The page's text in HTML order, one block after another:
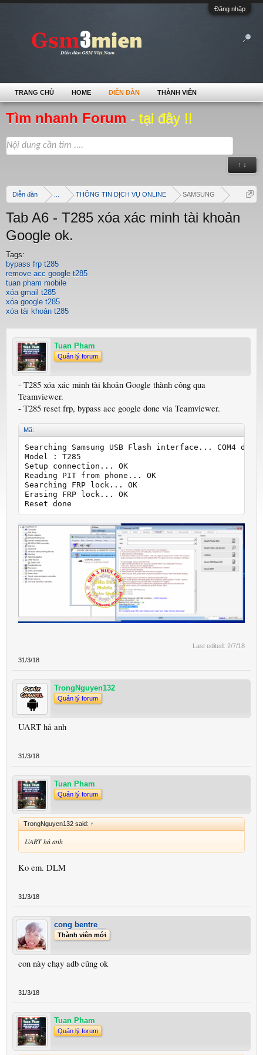
Đăng nhập
Tìm nhanh Forum - tại đây !!
↑ ↓
Diễn đàn THÔNG TIN DỊCH VỤ ONLINE SAMSUNG
Tab A6 - T285 xóa xác minh tài khoản
Google ok.
Tags:
bypass frp t285
remove acc google t285
tuan pham mobile
xóa gmail t285
xóa google t285
xóa tài khoản t285
Tuan Pham
Quản lý forum
- T285 xóa xác minh tài khoản Google thành công qua
Teamviewer.
- T285 reset frp, bypass acc google done via Teamviewer.
Mã:
Searching Samsung USB Flash interface... COM4
Model : T285
Setup connection... OK
Reading PIT from phone... OK
Searching FRP lock... OK
Erasing FRP lock... OK
Reset done
Last edited: 2/7/18
31/3/18
TrongNguyen132
Quản lý forum
UART hả anh
31/3/18
Tuan Pham
Quản lý forum
TrongNguyen132 said: ↑
UART hả anh
Ko em. DLM
31/3/18
cong bentre__
Thành viên mới
con này chạy adb cũng ok
31/3/18
Tuan Pham
Quản lý forum
TRANG CHỦ HOME DIỄN ĐÀN THÀNH VIÊN